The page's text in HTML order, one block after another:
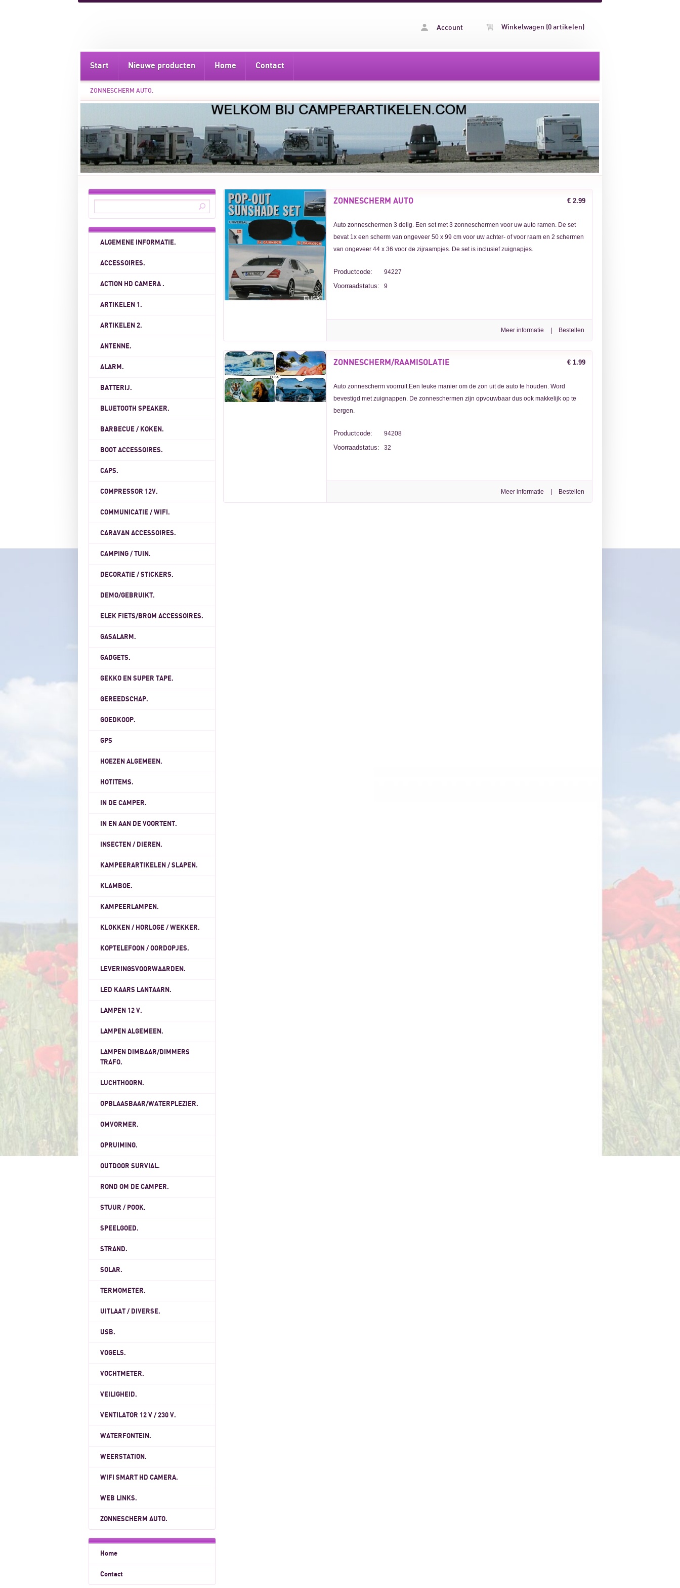
Account Winkelwagen (0 artikelen)
Start Nieuwe producten Home Contact
ZONNESCHERM AUTO.
ALGEMENE INFORMATIE.
ACCESSOIRES.
ACTION HD CAMERA .
ARTIKELEN 1.
ARTIKELEN 2.
ANTENNE.
ALARM.
BATTERIJ.
BLUETOOTH SPEAKER.
BARBECUE / KOKEN.
BOOT ACCESSOIRES.
CAPS.
COMPRESSOR 12V.
COMMUNICATIE / WIFI.
CARAVAN ACCESSOIRES.
CAMPING / TUIN.
DECORATIE / STICKERS.
DEMO/GEBRUIKT.
ELEK FIETS/BROM ACCESSOIRES.
GASALARM.
GADGETS.
GEKKO EN SUPER TAPE.
GEREEDSCHAP.
GOEDKOOP.
GPS
HOEZEN ALGEMEEN.
HOTITEMS.
IN DE CAMPER.
IN EN AAN DE VOORTENT.
INSECTEN / DIEREN.
KAMPEERARTIKELEN / SLAPEN.
KLAMBOE.
KAMPEERLAMPEN.
KLOKKEN / HORLOGE / WEKKER.
KOPTELEFOON / OORDOPJES.
LEVERINGSVOORWAARDEN.
LED KAARS LANTAARN.
LAMPEN 12 V.
LAMPEN ALGEMEEN.
LAMPEN DIMBAAR/DIMMERS
TRAFO.
LUCHTHOORN.
OPBLAASBAAR/WATERPLEZIER.
OMVORMER.
OPRUIMING.
OUTDOOR SURVIAL.
ROND OM DE CAMPER.
STUUR / POOK.
SPEELGOED.
STRAND.
SOLAR.
TERMOMETER.
UITLAAT / DIVERSE.
USB.
VOGELS.
VOCHTMETER.
VEILIGHEID.
VENTILATOR 12 V / 230 V.
WATERFONTEIN.
WEERSTATION.
WIFI SMART HD CAMERA.
WEB LINKS.
ZONNESCHERM AUTO.
Home
Contact
ZONNESCHERM AUTO € 2.99
Auto zonneschermen 3 delig. Een set met 3 zonneschermen voor uw auto ramen. De set
bevat 1x een scherm van ongeveer 50 x 99 cm voor uw achter- of voor raam en 2 schermen
van ongeveer 44 x 36 voor de zijraampjes. De set is inclusief zuignapjes.
Productcode: 94227
Voorraadstatus: 9
Meer informatie
ZONNESCHERM/RAAMISOLATIE € 1.99
Auto zonnescherm voorruit.Een leuke manier om de zon uit de auto te houden. Word
bevestigd met zuignappen. De zonneschermen zijn opvouwbaar dus ook makkelijk op te
bergen.
Productcode: 94208
Voorraadstatus: 32
Meer informatie